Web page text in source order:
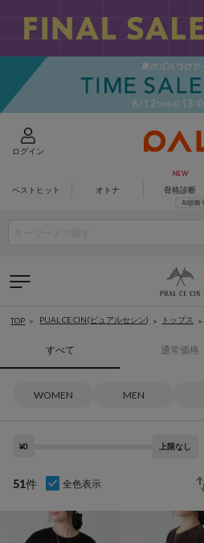
ログイン
ベストヒット オトナ 骨格診断
TOP PUAL CE CIN(ピュアルセシン) トップス
すべて 通常価格
WOMEN MEN
¥0 上限なし
51件 全色表示